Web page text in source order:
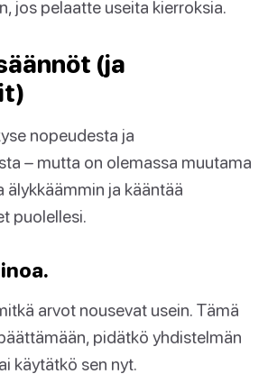
jos pelaatte useita kierroksia.
(ja
nopeudesta ja
– mutta on olemassa muutama
älykkäämmin ja kääntää
puolellesi.
arvot nousevat usein. Tämä
pidätkö yhdistelmän
käytätkö sen nyt.